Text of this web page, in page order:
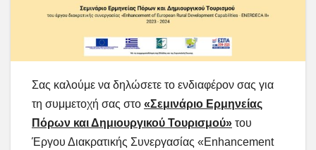
Σας καλούμε να δηλώσετε το ενδιαφέρον σας για
τη συμμετοχή σας στο «Σεμινάριο Ερμηνείας
Πόρων και Δημιουργικού Τουρισμού» του
Έργου Διακρατικής Συνεργασίας «Enhancement